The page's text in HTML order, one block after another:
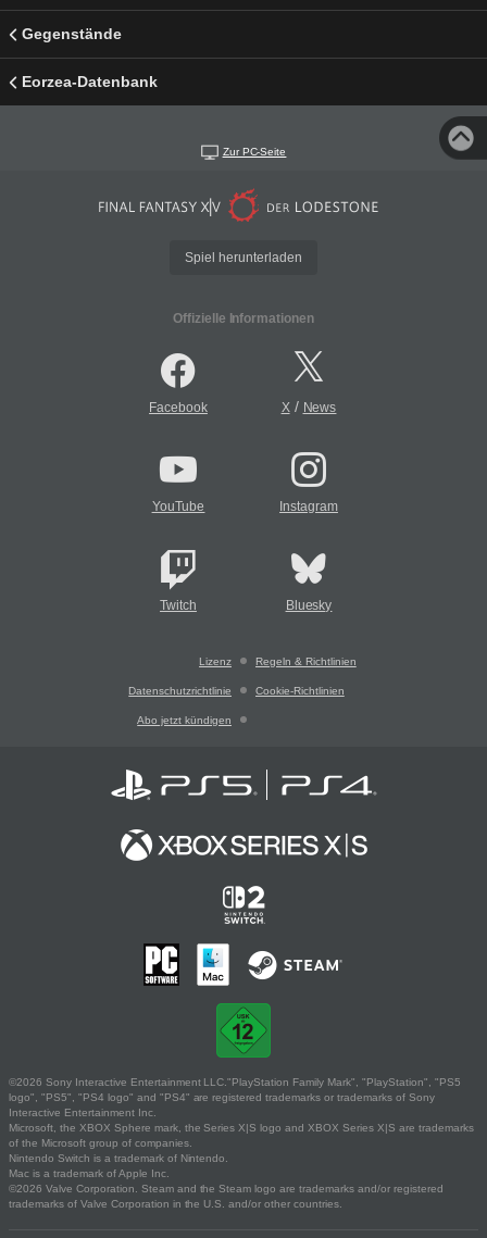
Gegenstände
Eorzea-Datenbank
Zur PC-Seite
Spiel herunterladen
Offizielle Informationen
Facebook X/ News
YouTube Instagram
Twitch Bluesky
Lizenz Regeln & Richtlinien
Datenschutzrichtlinie Cookie-Richtlinien
Abo jetzt kündigen
©2026 Sony Interactive Entertainment LLC."PlayStation Family Mark", "PlayStation", "PS5
logo", "PS5", "PS4 logo" and "PS4" are registered trademarks or trademarks of Sony
Interactive Entertainment Inc.
Microsoft, the XBOX Sphere mark, the Series X|S logo and XBOX Series X|S are trademarks
of the Microsoft group of companies.
Nintendo Switch is a trademark of Nintendo.
Mac is a trademark of Apple Inc.
©2026 Valve Corporation. Steam and the Steam logo are trademarks and/or registered
trademarks of Valve Corporation in the U.S. and/or other countries.